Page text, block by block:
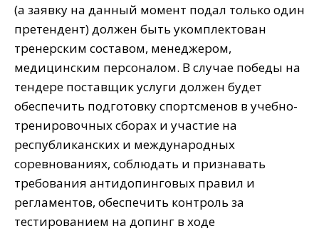
(а заявку на данный момент подал только один
претендент) должен быть укомплектован
тренерским составом, менеджером,
медицинским персоналом. В случае победы на
тендере поставщик услуги должен будет
обеспечить подготовку спортсменов в учебно-
тренировочных сборах и участие на
республиканских и международных
соревнованиях, соблюдать и признавать
требования антидопинговых правил и
регламентов, обеспечить контроль за
тестированием на допинг в ходе